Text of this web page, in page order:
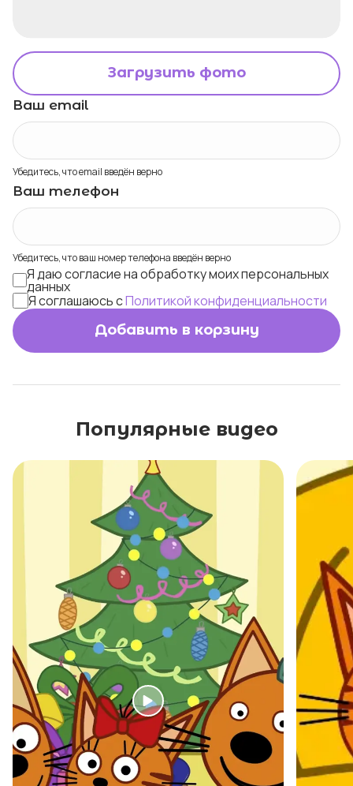
Загрузить фото
Ваш email
Убедитесь, что email введён верно
Ваш телефон
Убедитесь, что ваш номер телефона введён верно
Я даю согласие на обработку моих персональных
данных
Я соглашаюсь сПолитикой конфиденциальности
Добавить в корзину
Популярные видео